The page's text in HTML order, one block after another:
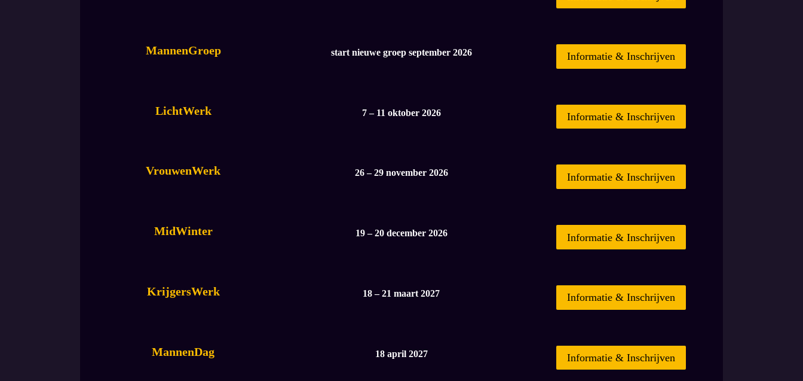
MannenGroep start nieuwe groep september 2026 Informatie & Inschrijven
LichtWerk 7 – 11 oktober 2026 Informatie & Inschrijven
VrouwenWerk 26 – 29 november 2026 Informatie & Inschrijven
MidWinter 19 – 20 december 2026 Informatie & Inschrijven
KrijgersWerk 18 – 21 maart 2027 Informatie & Inschrijven
MannenDag 18 april 2027 Informatie & Inschrijven